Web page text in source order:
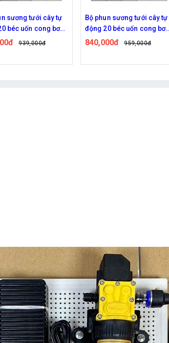
sương tưới cây tự
béc uốn cong bơm
điều khiển bằng
959,000đ
Bộ phun sương tự động 20
béc uốn cong bơm 96W
van từ ren 21 ra 12mm
1,010,000đ 1,259,000đ